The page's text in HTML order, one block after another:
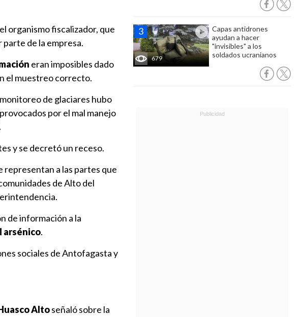
679
Capas antidrones
ayudan a hacer
"invisibles" a los
soldados ucranianos
organismo fiscalizador, que
de la empresa.
eran imposibles dado
el muestreo correcto.
de glaciares hubo
por el mal manejo
y se decretó un receso.
representan a las partes que
de Alto del
de información a la
arsénico.
sociales de Antofagasta y
Altoseñaló sobre la